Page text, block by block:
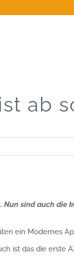
ab
sind auch
ein Modernes
ist das die erste